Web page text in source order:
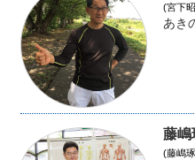
(宮下
あき
藤嶋
(藤嶋